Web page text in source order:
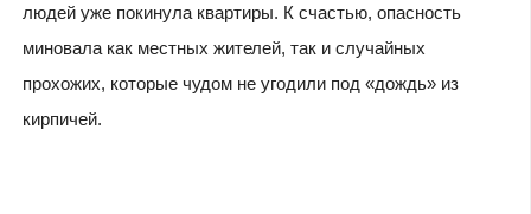
людей уже покинула квартиры. К счастью, опасность
миновала как местных жителей, так и случайных
прохожих, которые чудом не угодили под «дождь» из
кирпичей.